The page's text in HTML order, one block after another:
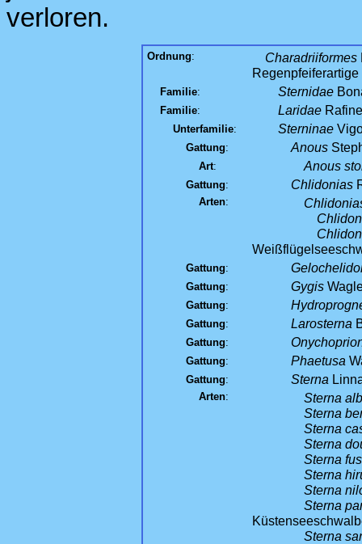
verloren.
Ordnung: Charadriiformes
Regenpfeiferartige
Familie: Sternidae
Familie: Laridae
Unterfamilie: Sterninae
Gattung: Anous
Art: Anous
Gattung: Chlidonias
Arten:
Gattung:
Gattung: Gygis
Gattung:
Gattung: Larosterna
Gattung:
Gattung: Phaetusa
Gattung: Sterna
Arten:
Sterna
Sterna
Sterna
Sterna
Sterna
Sterna
Sterna
Sterna
Sterna